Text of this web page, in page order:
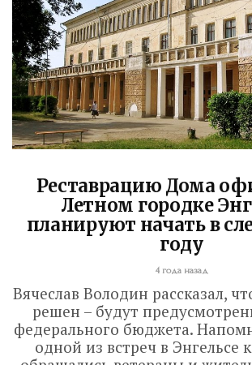
Реставрацию Дома
Летном городке
планируют начать в
году
4 года назад
Вячеслав Володин рассказал,
решен – будут
федерального бюджета.
одной из встреч в Энгельсе